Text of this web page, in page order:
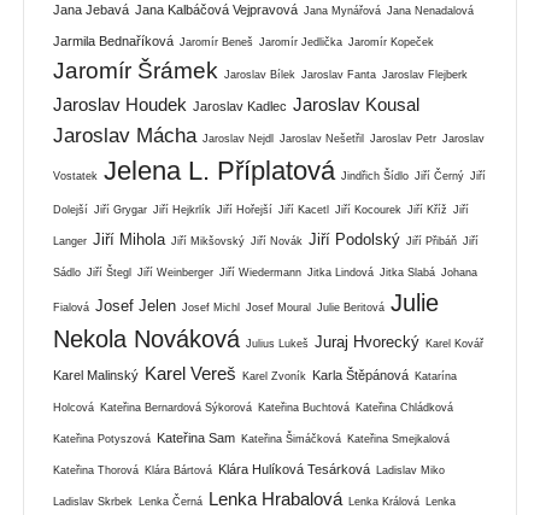
Jana Jebavá Jana Kalbáčová Vejpravová Jana Mynářová Jana Nenadalová
Jarmila Bednaříková Jaromír Beneš Jaromír Jedlička Jaromír Kopeček
Jaromír Šrámek Jaroslav Bílek Jaroslav Fanta Jaroslav Flejberk
Jaroslav Houdek Jaroslav Kadlec Jaroslav Kousal
Jaroslav Mácha Jaroslav Nejdl Jaroslav Nešetřil Jaroslav Petr Jaroslav
Vostatek Jelena L. Příplatová Jindřich Šídlo Jiří Černý Jiří
Dolejší Jiří Grygar Jiří Hejkrlík Jiří Hořejší Jiří Kacetl Jiří Kocourek Jiří Kříž Jiří
Langer Jiří Mihola Jiří Mikšovský Jiří Novák Jiří Podolský Jiří Přibáň Jiří
Sádlo Jiří Štegl Jiří Weinberger Jiří Wiedermann Jitka Lindová Jitka Slabá Johana
Fialová Josef Jelen Josef Michl Josef Moural Julie Beritová Julie
Nekola Nováková Julius Lukeš Juraj Hvorecký Karel Kovář
Karel Malinský Karel Vereš Karel Zvoník Karla Štěpánová Katarína
Holcová Kateřina Bernardová Sýkorová Kateřina Buchtová Kateřina Chládková
Kateřina Potyszová Kateřina Sam Kateřina Šimáčková Kateřina Smejkalová
Kateřina Thorová Klára Bártová Klára Hulíková Tesárková Ladislav Miko
Ladislav Skrbek Lenka Černá Lenka Hrabalová Lenka Králová Lenka